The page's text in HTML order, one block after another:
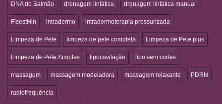
DNA do Salmão drenagem linfática drenagem linfática manual
FisestHin intradermo intradermoterapia pressurizada
Limpeza de Pele limpeza de pele completa Limpeza de Pele plus
Limpeza de Pele Simples lipocavitação lipo sem cortes
massagem massagem modeladora massagem relaxante PDRN
radiofrequência